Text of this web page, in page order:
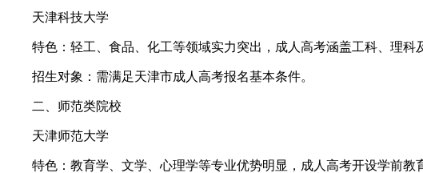
天津科技大学
特色：轻工、食品、化工等领域实力突出，成人高考涵盖工科、理科
招生对象：需满足天津市成人高考报名基本条件。
二、师范类院校
天津师范大学
特色：教育学、文学、心理学等专业优势明显，成人高考开设学前教